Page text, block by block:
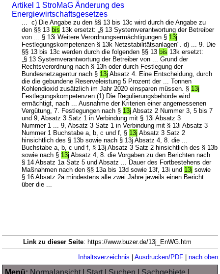
Artikel 1 StroMaG Änderung des
Energiewirtschaftsgesetzes
... c) Die Angabe zu den §§ 13 bis 13c wird durch die Angabe zu
den §§ 13bis 13k ersetzt: „§ 13 Systemverantwortung der Betreiber
von ... § 13i Weitere Verordnungsermächtigungen § 13j
Festlegungskompetenzen § 13k Netzstabilitätsanlagen". d) ... 9. Die
§§ 13 bis 13c werden durch die folgenden §§ 13bis 13k ersetzt:
„§ 13 Systemverantwortung der Betreiber von ... Grund der
Rechtsverordnung nach § 13h oder durch Festlegung der
Bundesnetzagentur nach § 13j Absatz 4. Eine Entscheidung, durch
die die gebundene Reserveleistung 5 Prozent der ... Tonnen
Kohlendioxid zusätzlich im Jahr 2020 einsparen müssen. § 13j
Festlegungskompetenzen (1) Die Regulierungsbehörde wird
ermächtigt, nach ... Ausnahme der Kriterien einer angemessenen
Vergütung, 7. Festlegungen nach § 13j Absatz 2 Nummer 3, 5 bis 7
und 9, Absatz 3 Satz 1 in Verbindung mit § 13i Absatz 3
Nummer 1 ... 9, Absatz 3 Satz 1 in Verbindung mit § 13i Absatz 3
Nummer 1 Buchstabe a, b, c und f, § 13j Absatz 3 Satz 2
hinsichtlich des § 13b sowie nach § 13j Absatz 4, 8. die ...
Buchstabe a, b, c und f, § 13j Absatz 3 Satz 2 hinsichtlich des § 13b
sowie nach § 13j Absatz 4, 8. die Vorgaben zu den Berichten nach
§ 14 Absatz 1a Satz 5 und Absatz ... Dauer des Fortbestehens der
Maßnahmen nach den §§ 13a bis 13d sowie 13f, 13i und 13j sowie
§ 16 Absatz 2a mindestens alle zwei Jahre jeweils einen Bericht
über die ...
Link zu dieser Seite: https://www.buzer.de/13j_EnWG.htm
Inhaltsverzeichnis | Ausdrucken/PDF| nach oben
Menü: Normalansicht| Start| Suchen Sachgebiete